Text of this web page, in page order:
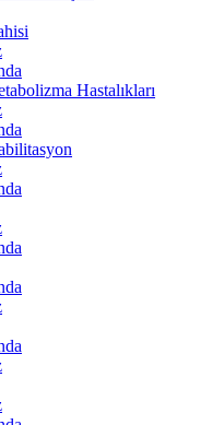
Hastalıkları